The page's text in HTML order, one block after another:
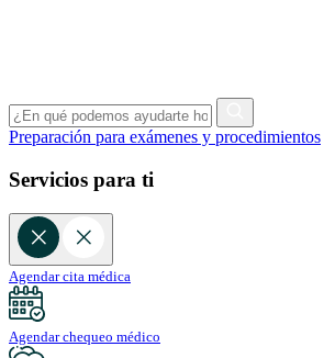
Preparación para exámenes y procedimientos
Servicios para ti
Agendar cita médica
Agendar chequeo médico